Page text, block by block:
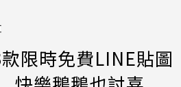
限時免費LINE貼圖